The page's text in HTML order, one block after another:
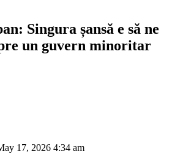
Singura șansă e să ne
un guvern minoritar
17, 2026 4:34 am